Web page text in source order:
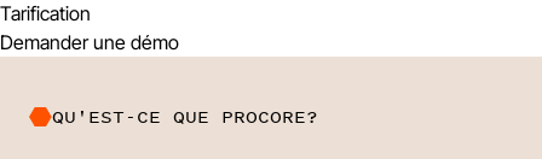
Tarification
Demander une démo
QU'EST-CE QUE PROCORE?